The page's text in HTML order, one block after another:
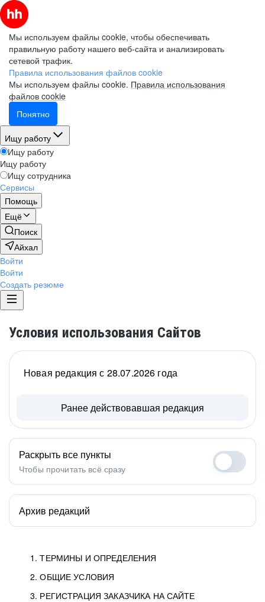
Мы используем файлы cookie, чтобы обеспечивать
правильную работу нашего веб-сайта и анализировать
сетевой трафик.
Правила использования файлов cookie
Мы используем файлы cookie. Правила использования
файлов cookie
Понятно
Ищу работу
Ищу работу
Ищу работу
Ищу сотрудника
Сервисы
Помощь
Ещё
Поиск
Айхал
Войти
Войти
Создать резюме
Условия использования Сайтов
1. ТЕРМИНЫ И ОПРЕДЕЛЕНИЯ
2. ОБЩИЕ УСЛОВИЯ
3. РЕГИСТРАЦИЯ ЗАКАЗЧИКА НА САЙТЕ
Новая редакция с 28.07.2026 года
Ранее действовавшая редакция
Раскрыть все пункты
Чтобы прочитать всё сразу
Архив редакций